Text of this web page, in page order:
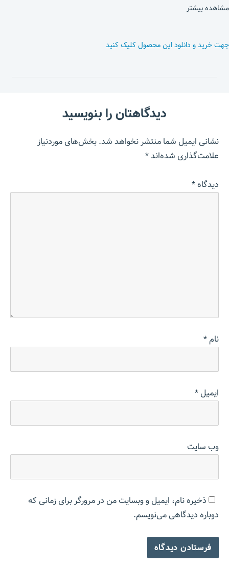
مشاهده بیشتر
جهت خرید و دانلود این محصول کلیک کنید
دیدگاهتان را بنویسید
نشانی ایمیل شما منتشر نخواهد شد.بخش‌های موردنیاز
علامت‌گذاری شده‌اند*
دیدگاه*
نام*
ایمیل*
وب‌ سایت
ذخیره نام، ایمیل و وبسایت من در مرورگر برای زمانی که
دوباره دیدگاهی می‌نویسم.